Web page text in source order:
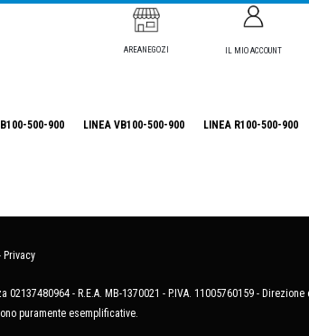
AREANEGOZI IL MIO ACCOUNT
500-900 LINEA VB100-500-900 LINEA R100-500-900
Privacy
- R.E.A. MB-1370021 - P.IVA. 11005760159 -
puramente esemplificative.